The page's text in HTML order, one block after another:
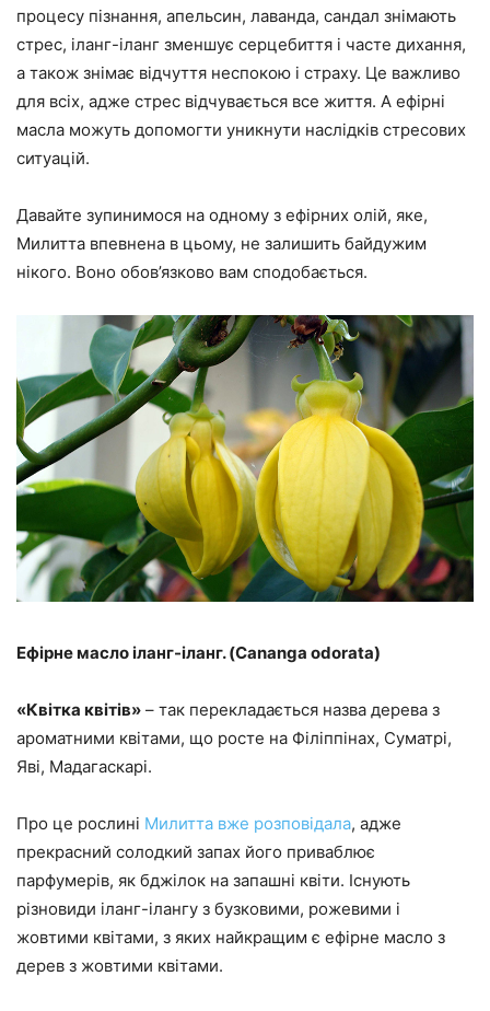
процесу пізнання, апельсин, лаванда, сандал знімають
стрес, іланг-іланг зменшує серцебиття і часте дихання,
а також знімає відчуття неспокою і страху. Це важливо
для всіх, адже стрес відчувається все життя. А ефірні
масла можуть допомогти уникнути наслідків стресових
ситуацій.
Давайте зупинимося на одному з ефірних олій, яке,
Милитта впевнена в цьому, не залишить байдужим
нікого. Воно обов’язково вам сподобається.
Ефірне масло іланг-іланг. (Cananga odorata)
«Квітка квітів» – так перекладається назва дерева з
ароматними квітами, що росте на Філіппінах, Суматрі,
Яві, Мадагаскарі.
Про це рослині Милитта вже розповідала, адже
прекрасний солодкий запах його приваблює
парфумерів, як бджілок на запашні квіти. Існують
різновиди іланг-ілангу з бузковими, рожевими і
жовтими квітами, з яких найкращим є ефірне масло з
дерев з жовтими квітами.